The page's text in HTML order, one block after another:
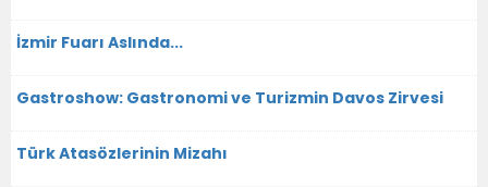
İzmir Fuarı Aslında...
Gastroshow: Gastronomi ve Turizmin Davos Zirvesi
Türk Atasözlerinin Mizahı